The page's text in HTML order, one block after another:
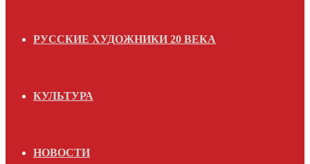
РУССКИЕ ХУДОЖНИКИ 20 ВЕКА
КУЛЬТУРА
НОВОСТИ